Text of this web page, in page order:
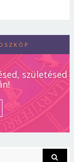
születésed